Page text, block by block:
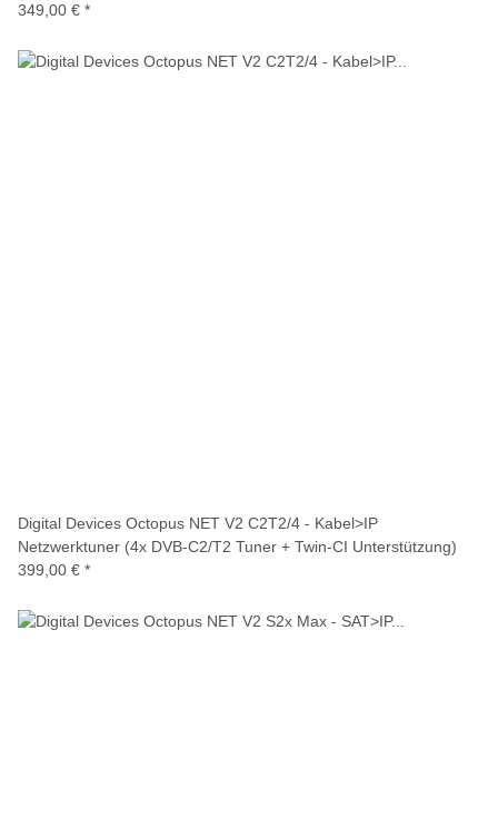
349,00 € *
Digital Devices Octopus NET V2 C2T2/4 - Kabel>IP
Netzwerktuner (4x DVB-C2/T2 Tuner + Twin-CI Unterstützung)
399,00 € *